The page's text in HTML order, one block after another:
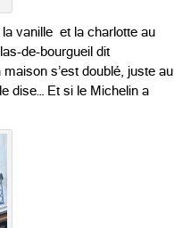
vanille et la charlotte au
de-bourgueil dit
s’est doublé, juste au
dise… Et si le Michelin a